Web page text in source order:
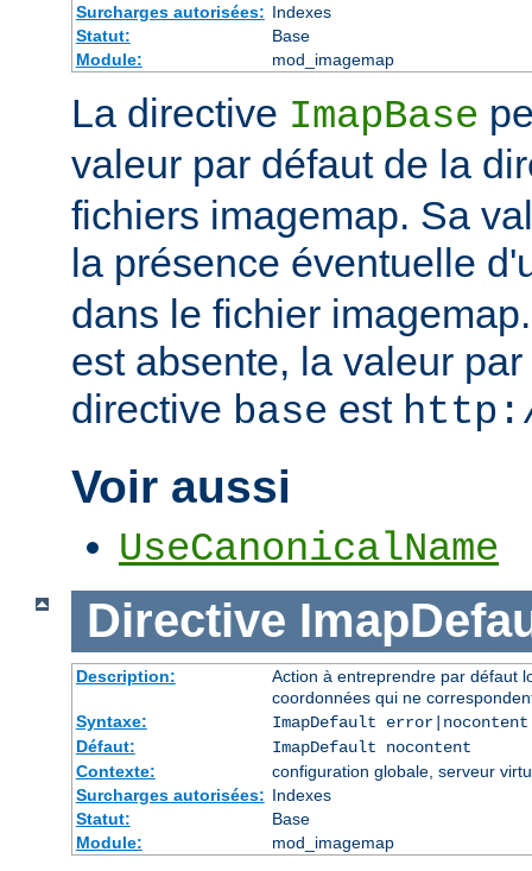
Surcharges autorisées: Indexes
Statut:
Base
Module:
mod_imagemap
La directive ImapBase
valeur par défaut de la
fichiers imagemap. Sa
la présence éventuelle
dans le fichier
est absente, la valeur
directive base est
Voir aussi
UseCanonicalName
Directive
Description:
Action à entreprendre par défaut
coordonnées qui ne
Syntaxe:
ImapDefault
Défaut:
ImapDefault nocontent
Contexte:
configuration globale, serveur
Surcharges autorisées: Indexes
Statut:
Base
Module:
mod_imagemap